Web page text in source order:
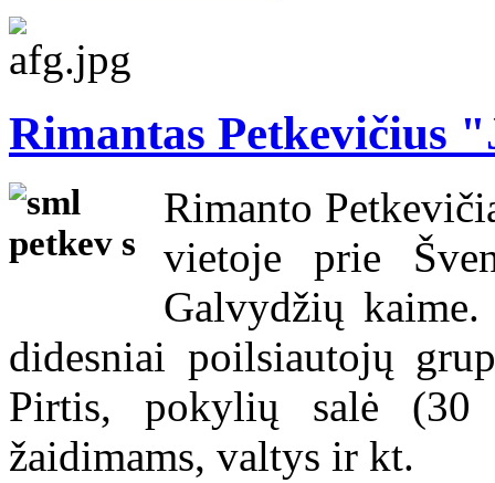
Rimantas Petkevičius
Rimanto
vietoje prie
Galvydžių
didesniai poilsiautojų
Pirtis, pokylių salė (30
žaidimams, valtys ir kt.